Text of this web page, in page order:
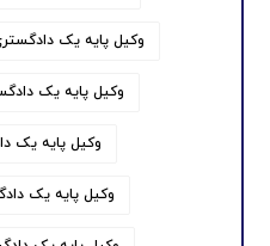
وکیل پایه یک
وکیل پایه یک
وکیل پایه یک
وکیل پایه یک